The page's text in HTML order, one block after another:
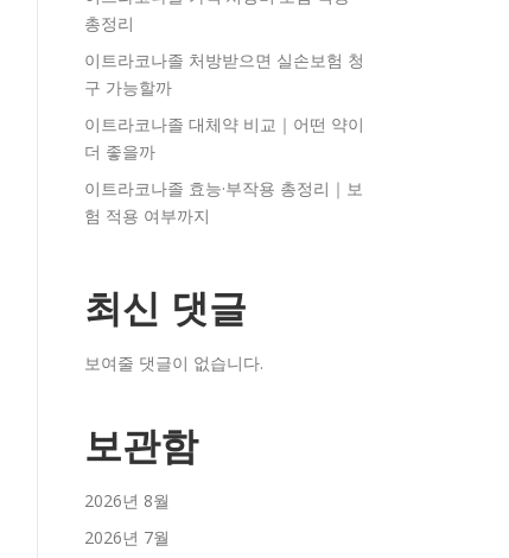
총정리
이트라코나졸 처방받으면 실손보험 청
구 가능할까
이트라코나졸 대체약 비교｜어떤 약이
더 좋을까
이트라코나졸 효능·부작용 총정리｜보
험 적용 여부까지
최신 댓글
보여줄 댓글이 없습니다.
보관함
2026년 8월
2026년 7월